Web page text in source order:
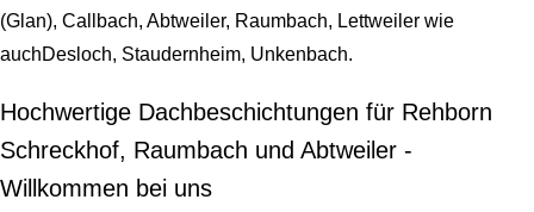
(Glan), Callbach, Abtweiler, Raumbach, Lettweiler wie
auchDesloch, Staudernheim, Unkenbach.
Hochwertige Dachbeschichtungen für Rehborn
Schreckhof, Raumbach und Abtweiler -
Willkommen bei uns